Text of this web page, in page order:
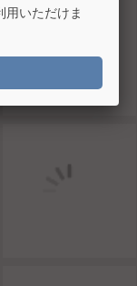
用いただけま